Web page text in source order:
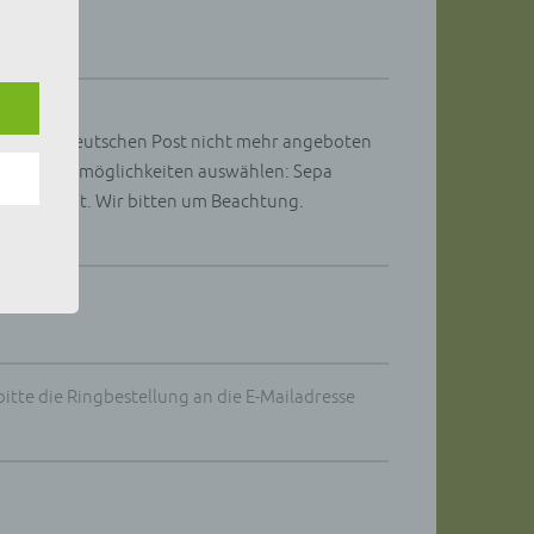
der Deutschen Post nicht mehr angeboten
auswählen: Sepa
erhöht. Wir bitten um Beachtung.
die Ringbestellung an die E-Mailadresse